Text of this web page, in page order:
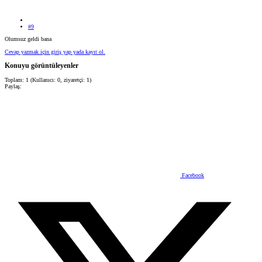
#9
Olumsuz geldi bana
Cevap yazmak için giriş yap yada kayıt ol.
Konuyu görüntüleyenler
Toplam: 1 (Kullanıcı: 0, ziyaretçi: 1)
Paylaş:
Facebook